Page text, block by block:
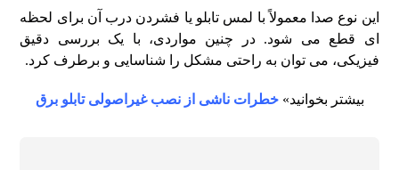
این نوع صدا معمولاً با لمس تابلو یا فشردن درب آن برای لحظه‌
ای قطع می‌ شود. در چنین مواردی، با یک بررسی دقیق
فیزیکی، می‌ توان به‌ راحتی مشکل را شناسایی و برطرف کرد.
بیشتر بخوانید»خطرات ناشی از نصب غیراصولی تابلو برق